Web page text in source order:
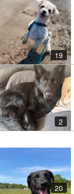
19
2
20